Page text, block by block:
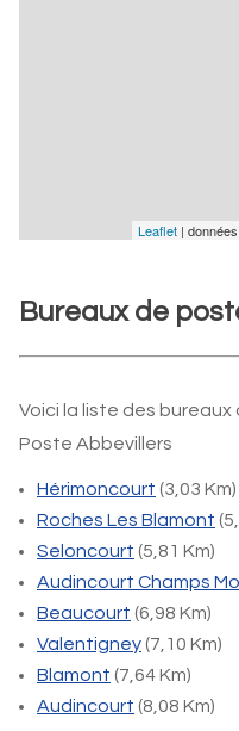
Leaflet |
Bureaux de
Voici la liste des
Poste Abbevillers
Hérimoncourt (3,03 Km)
Roches Les Blamont
Seloncourt (5,81 Km)
Audincourt Champs
Beaucourt (6,98 Km)
Valentigney(7,10 Km)
Blamont (7,64 Km)
Audincourt (8,08 Km)